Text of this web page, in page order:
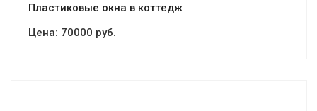
Пластиковые окна в коттедж
Цена: 70000 руб.